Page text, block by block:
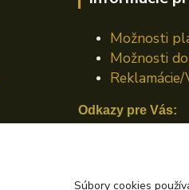
Možnosti
Možnosti
Odkazy pre Vás:
Súbory cookies